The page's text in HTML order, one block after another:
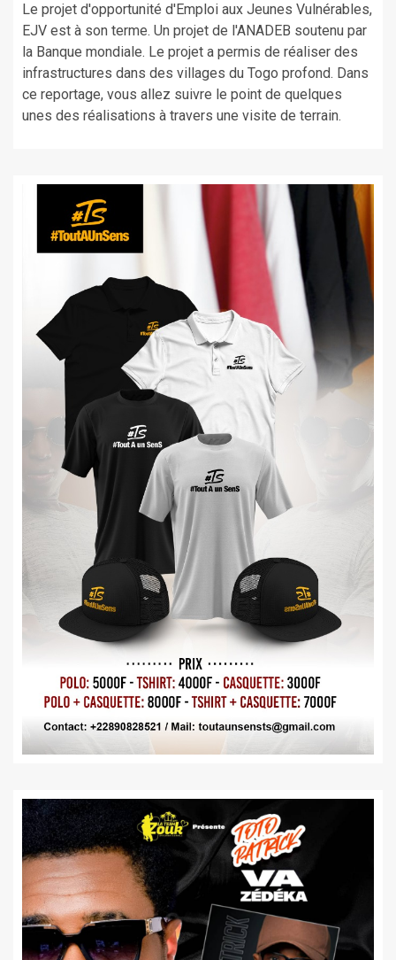
Le projet d'opportunité d'Emploi aux Jeunes Vulnérables,
EJV est à son terme. Un projet de l'ANADEB soutenu par
la Banque mondiale. Le projet a permis de réaliser des
infrastructures dans des villages du Togo profond. Dans
ce reportage, vous allez suivre le point de quelques
unes des réalisations à travers une visite de terrain.